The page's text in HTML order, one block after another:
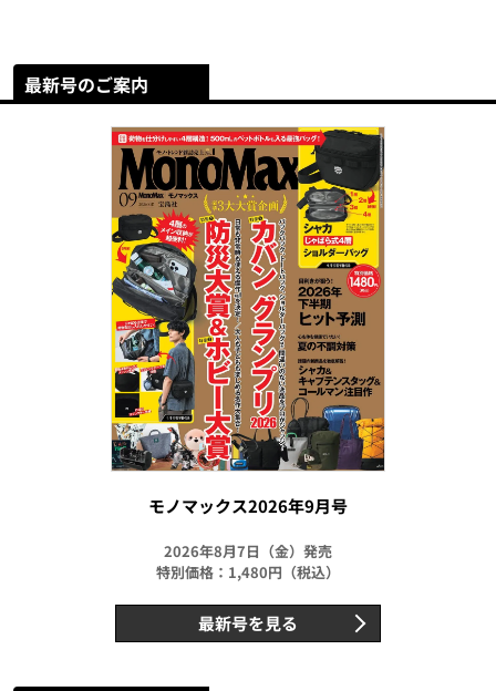
最新号のご案内
モノマックス2026年9月号
2026年8月7日（金）発売
特別価格：1,480円（税込）
最新号を見る